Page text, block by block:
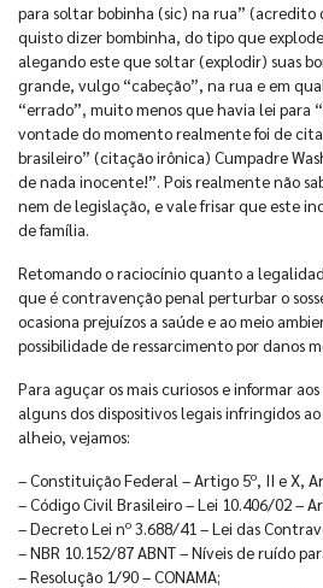
para soltar bobinha (sic) na rua” (acredito
quisto dizer bombinha, do tipo que
alegando este que soltar (explodir) suas
grande, vulgo “cabeção”, na rua e em
“errado”, muito menos que havia lei para
vontade do momento realmente foi de
brasileiro” (citação irônica) Cumpadre
de nada inocente!”. Pois realmente não
nem de legislação, e vale frisar que este
de família.
Retomando o raciocínio quanto a
que é contravenção penal perturbar o
ocasiona prejuízos a saúde e ao meio
possibilidade de ressarcimento por danos
Para aguçar os mais curiosos e informar
alguns dos dispositivos legais infringidos
alheio, vejamos:
– Constituição Federal – Artigo 5º, II e X,
– Código Civil Brasileiro – Lei 10.406/02 –
– Decreto Lei nº 3.688/41 – Lei das
– NBR 10.152/87 ABNT – Níveis de ruído
– Resolução 1/90 – CONAMA;